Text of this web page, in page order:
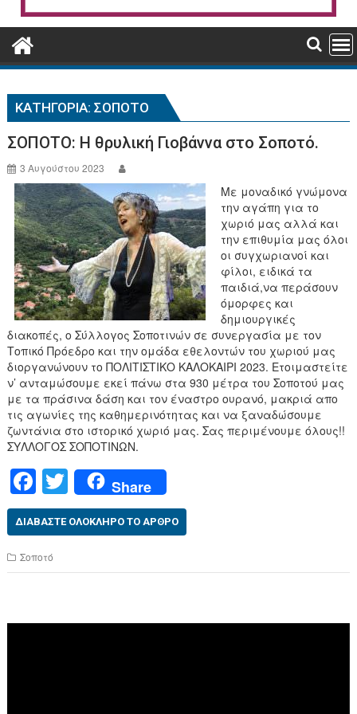
ΚΑΤΗΓΟΡΊΑ:ΣΟΠΟΤΌ
ΣΟΠΟΤΟ: Η θρυλική Γιοβάννα στο Σοποτό.
3 Αυγούστου 2023
Με μοναδικό γνώμονα
την αγάπη για το
χωριό μας αλλά και
την επιθυμία μας όλοι
οι συγχωριανοί και
φίλοι, ειδικά τα
παιδιά,να περάσουν
όμορφες και
δημιουργικές
διακοπές, ο Σύλλογος Σοποτινών σε συνεργασία με τον
Τοπικό Πρόεδρο και την ομάδα εθελοντών του χωριού μας
διοργανώνουν το ΠΟΛΙΤΙΣΤΙΚΟ ΚΑΛΟΚΑΙΡΙ 2023. Ετοιμαστείτε
ν’ ανταμώσουμε εκεί πάνω στα 930 μέτρα του Σοποτού μας
με τα πράσινα δάση και τον έναστρο ουρανό, μακριά απο
τις αγωνίες της καθημερινότητας και να ξαναδώσουμε
ζωντάνια στο ιστορικό χωριό μας. Σας περιμένουμε όλους!!
ΣΥΛΛΟΓΟΣ ΣΟΠΟΤΙΝΩΝ.
F
a
c
e
b
o
T
wi
tt
Share
ΔΙΑΒΆΣΤΕ ΟΛΌΚΛΗΡΟ ΤΟ ΆΡΘΡΟ
Σοποτό